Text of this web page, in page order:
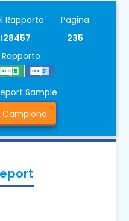
Rapporto
Pagina
235
Sample